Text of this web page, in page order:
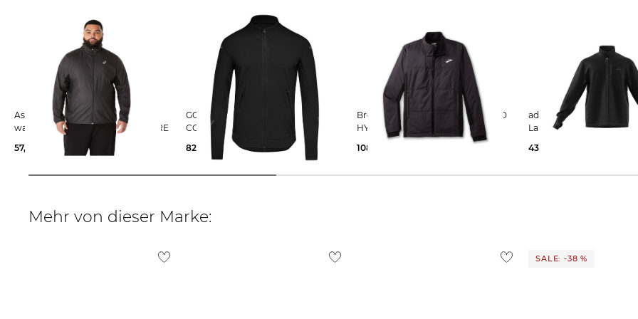
Asics | Herren Laufjacke
wasserabweisend mit Kapuze CORE
57,75 €
70,00 €
GOREWEAR | Herren Laufjacke
CONCURVE Thermo Hybrid
82,99 €
149,95 €
Brooks | Herren Laufjacke SHIELD
HYBRID JACKET 3.0
108,95 €
adidas Performance | Herren
Laufjacke OWN THE RUN
43,95 €
Mehr von dieser Marke:
SALE: -38 %